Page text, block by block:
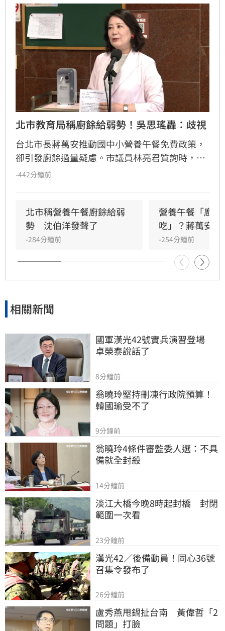
北市教育局稱廚餘給弱勢！吳思瑤轟：歧視
台北市長蔣萬安推動國中小營養午餐免費政策，
卻引發廚餘過量疑慮。市議員林亮君質詢時，教
育局長湯志民拋出將剩餘廚餘與剩食送交「食物
蔣市府就是欺凌弱勢的政府，「蔣萬安還有臉講
食安？」
-442分鐘前
北市稱營養午餐廚餘給弱
勢　沈伯洋發聲了
-284分鐘前
營養午餐「廚
吃」？蔣萬安回
-254分鐘前
相關新聞
國軍漢光42號實兵演習登場
卓榮泰說話了
8分鐘前
翁曉玲堅持刪凍行政院預算！
韓國瑜受不了
9分鐘前
翁曉玲4條件審監委人選：不具
備就全封殺
14分鐘前
淡江大橋今晚8時起封橋　封閉
範圍一次看
23分鐘前
漢光42／後備動員！同心36號
召集令發布了
26分鐘前
盧秀燕甩鍋扯台南　黃偉哲「2
問題」打臉